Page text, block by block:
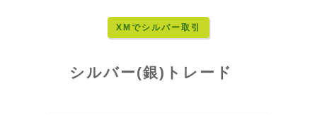
XMでシルバー取引
シルバー(銀)トレード